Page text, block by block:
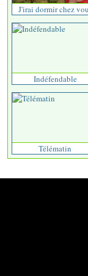
J'irai dormir chez
Indéfendable
Télématin